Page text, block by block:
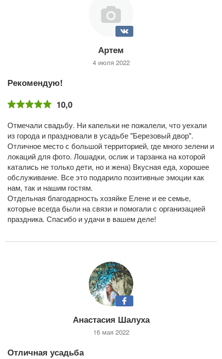
Артем
4 июля 2022
Рекомендую!
10,0
Отмечали свадьбу. Ни капельки не пожалели, что уехали
из города и праздновали в усадьбе "Березовый двор".
Отличное место с большой территорией, где много зелени и
локаций для фото. Лошадки, ослик и тарзанка на которой
катались не только дети, но и жена) Вкусная еда, хорошее
обслуживание. Все это подарило позитивные эмоции как
нам, так и нашим гостям.
Отдельная благодарность хозяйке Елене и ее семье,
которые всегда были на связи и помогали с организацией
праздника. Спасибо и удачи в вашем деле!
Анастасия Шалуха
16 мая 2022
Отличная усадьба